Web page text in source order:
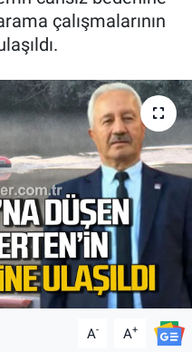
çalışmalarının
A- A+